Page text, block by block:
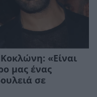
«Είναι
μας ένας
σε